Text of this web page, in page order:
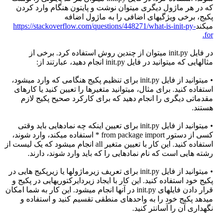
که در هر ماژول دیگری میتوان نوشت و پایتون هنگام وارد کردن
پکیج، برخی ویژگیهای اضافی را به ماژول اضافه
میکندhttps://stackoverflow.com/questions/448271/what-is-init-py-
for.
در فایل init.py میتوان از چندین روش استفاده کرد. برخی از
مثالهایی که میتوانید در فایل init.py انجام دهید، عبارتند از:
• میتوانید از فایل init.py برای تنظیم پکیج هنگامی که وارد میشود،
استفاده کنید. برای مثال، میتوانید متغیرها را تعیین کنید یا کارهای
مقدماتی دیگری را انجام دهید که برای کارکرد صحیح پکیج لازم
هستند.
• میتوانید از فایل init.py برای تعیین اینکه چه نمادهایی باید وقتی
کسی از دستور from package import * استفاده میکند، وارد شوند،
استفاده کنید. این کار با تعیین متغیر all انجام میشود که یک لیست از
رشته هایی است که نام نمادهایی را که باید وارد شوند، دارند.
• میتوانید از فایل init.py برای تعریف زیرماژولها یا زیرپکیج هایی در
پکیج خود استفاده کنید. این کار با ایجاد زیردایرکتوریهایی در پکیج و
قرار دادن فایلهای init.py در آنها انجام میشود. این کار به شما امکان
میدهد پکیج خود را به واحدهای منطقی تقسیم کنید و استفاده و
نگهداری آن را آسانتر کنید.